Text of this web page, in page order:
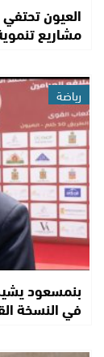
مشاريع
رياضة
بنمسعود
في النسخة